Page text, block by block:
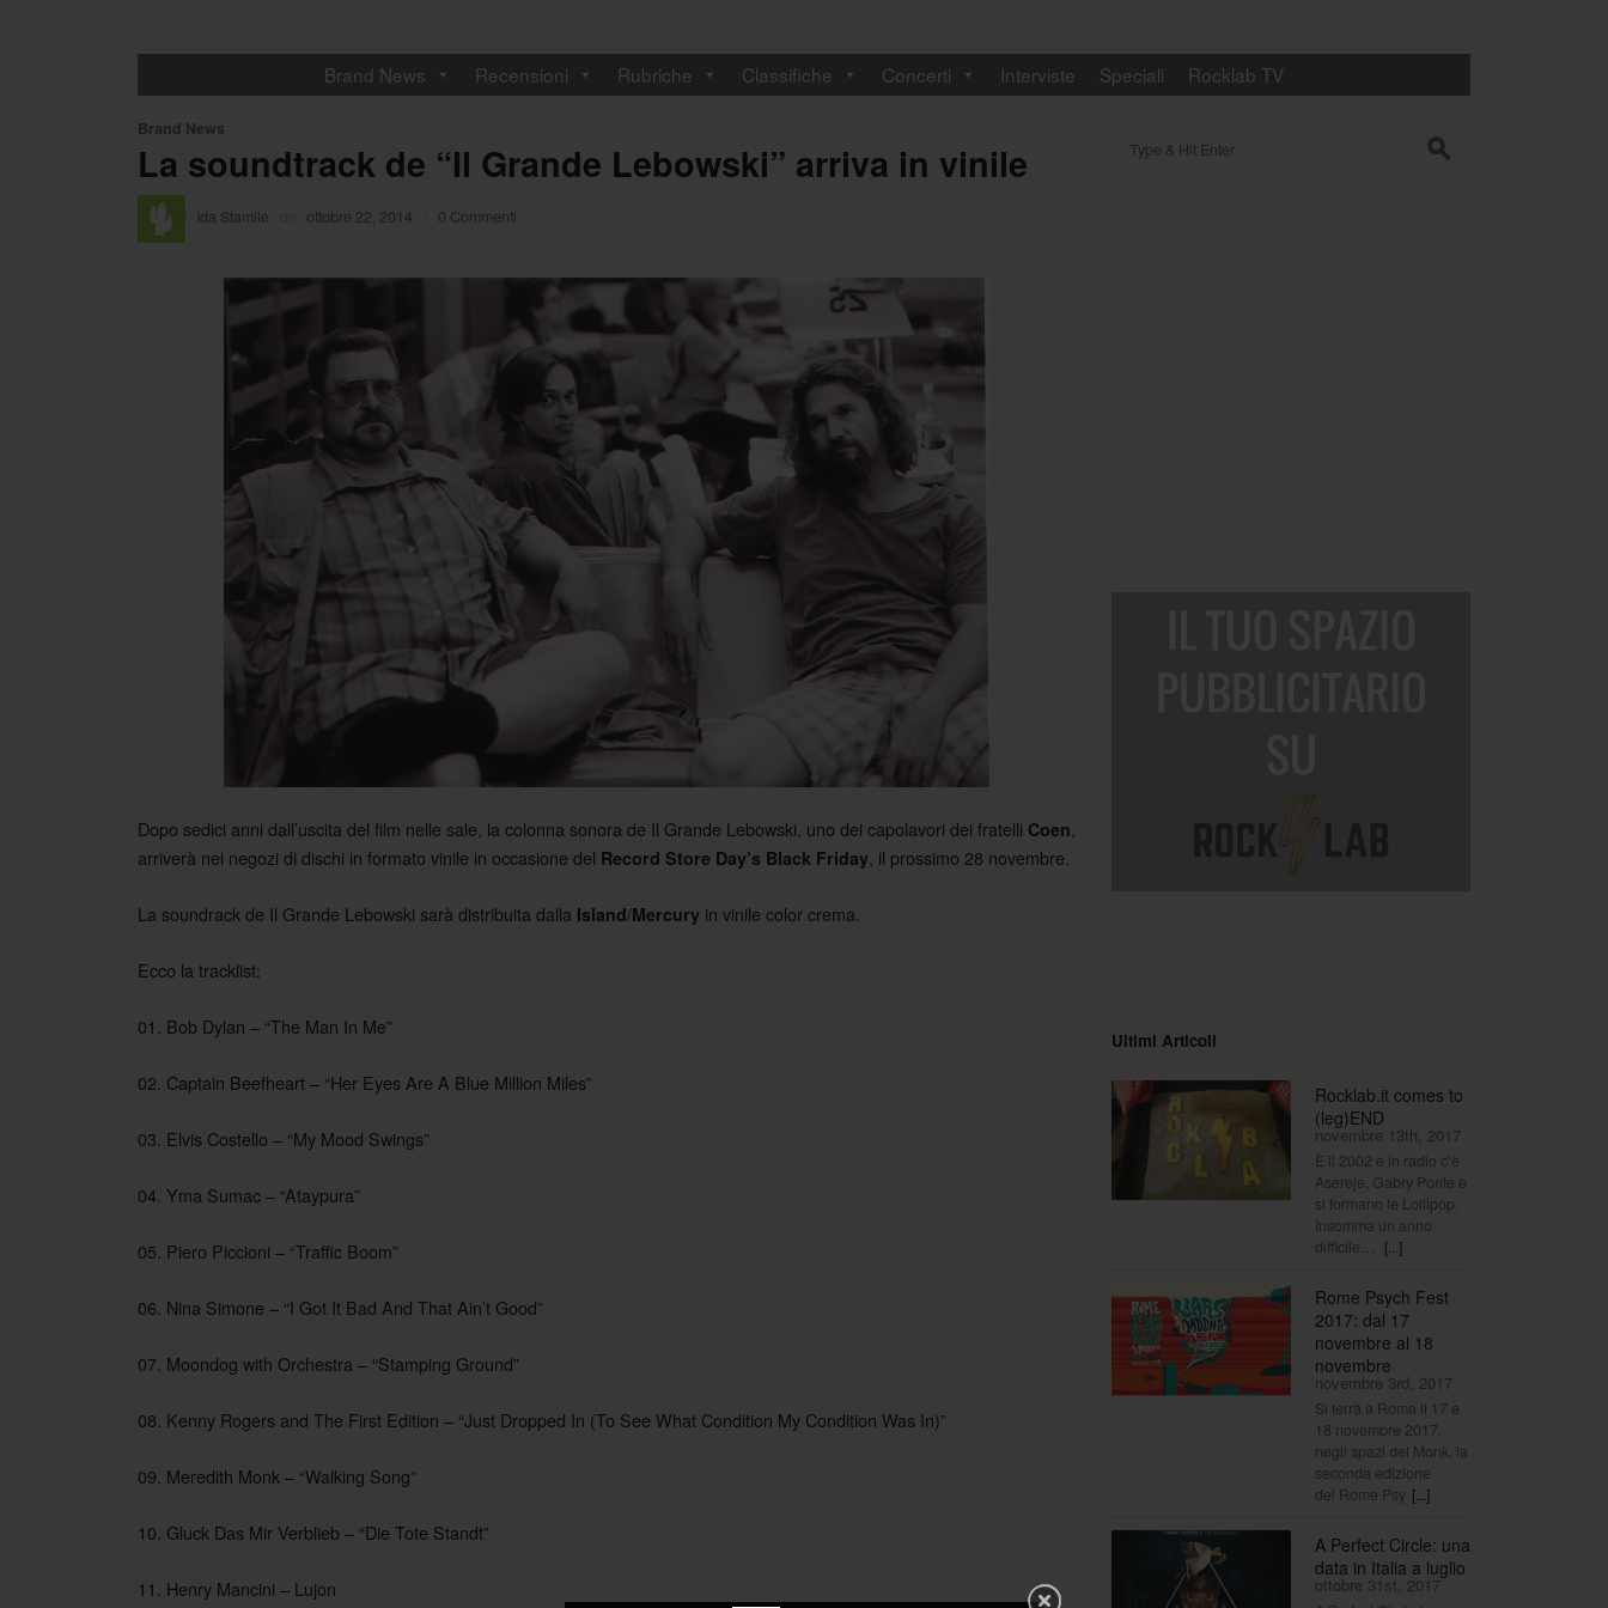
Brand News Recensioni Rubriche Classifiche Concerti Interviste Speciali Rocklab TV
Brand News
La soundtrack de “Il Grande Lebowski” arriva in vinile
Ida Stamile ottobre 22, 2014 0 Commenti
Dopo sedici anni dall’uscita del film nelle sale, la colonna sonora de Il Grande Lebowski, uno dei capolavori dei fratelli Coen
arriverà nei negozi di dischi in formato vinile in occasione del Record Store Day’s Black Friday , il prossimo 28 novembre.
La soundrack de Il Grande Lebowski sarà distribuita dalla Island/Mercury in vinile color crema.
Ecco la tracklist:
01. Bob Dylan – “The Man In Me”
02. Captain Beefheart – “Her Eyes Are A Blue Million Miles”
03. Elvis Costello – “My Mood Swings”
04. Yma Sumac – “Ataypura”
05. Piero Piccioni – “Traffic Boom”
06. Nina Simone – “I Got It Bad And That Ain’t Good”
07. Moondog with Orchestra – “Stamping Ground”
08. Kenny Rogers and The First Edition – “Just Dropped In (To See What Condition My Condition Was In)”
09. Meredith Monk – “Walking Song”
10. Gluck Das Mir Verblieb – “Die Tote Standt”
11. Henry Mancini – Lujon
s
Ultimi Articoli
Rocklab.it comes to
(leg)END
novembre 13th, 2017
È il 2002 e in radio c’è
Asereje, Gabry Ponte e
si formano le Lollipop.
Insomma un anno
difficile… [...]
Rome Psych Fest
2017: dal 17
novembre al 18
novembre
novembre 3rd, 2017
Si terrà a Roma il 17 e
18 novembre 2017,
negli spazi del Monk, la
seconda edizione
del Rome Psy [...]
A Perfect Circle: una
data in Italia a luglio
ottobre 31st, 2017